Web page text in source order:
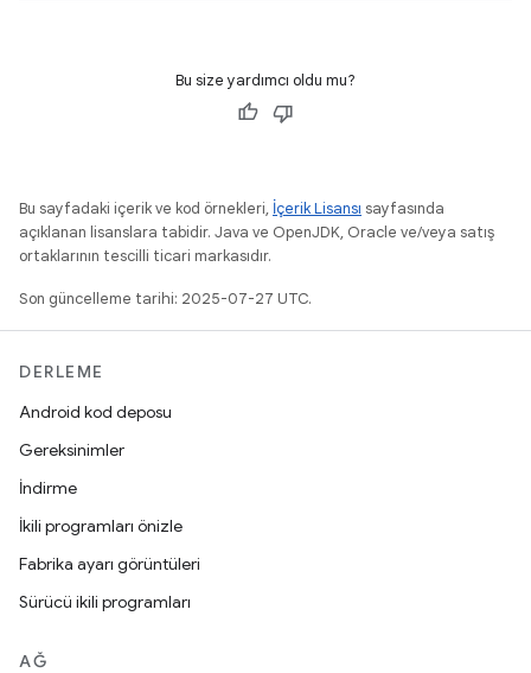
Bu size yardımcı oldu mu?
Bu sayfadaki içerik ve kod örnekleri, İçerik Lisansı sayfasında
açıklanan lisanslara tabidir. Java ve OpenJDK, Oracle ve/veya satış
ortaklarının tescilli ticari markasıdır.
Son güncelleme tarihi: 2025-07-27 UTC.
DERLEME
Android kod deposu
Gereksinimler
İndirme
İkili programları önizle
Fabrika ayarı görüntüleri
Sürücü ikili programları
AĞ